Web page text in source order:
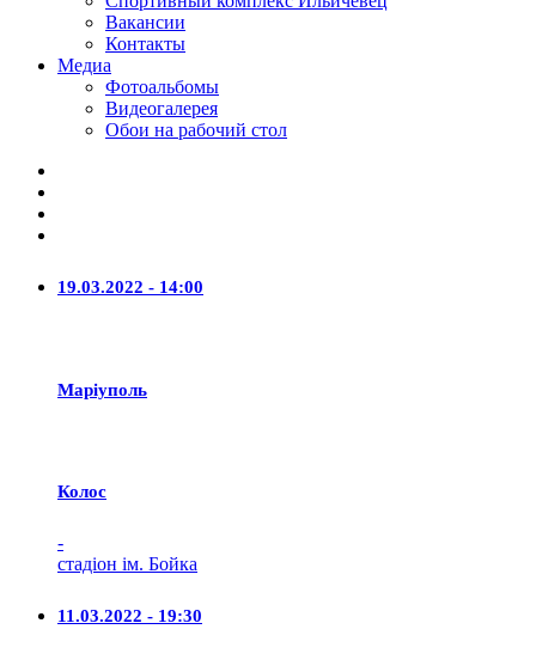
Вакансии
Контакты
Медиа
Фотоальбомы
Видеогалерея
Обои на рабочий стол
19.03.2022 - 14:00
Маріуполь
Колос
-
стадіон ім. Бойка
11.03.2022 - 19:30